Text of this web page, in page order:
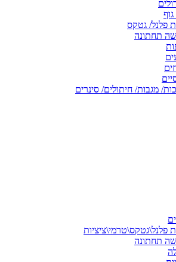
גוף
פלנל/ גטקס
תחתונה
מגבות/ חיתולים/ סינרים
פלנל\גטקס\טרמי\ציציות
תחתונה